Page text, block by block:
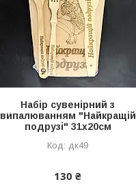
Набір сувенірний з
випалюванням "Найкращій
подрузі" 31х20см
дк49
130 ₴